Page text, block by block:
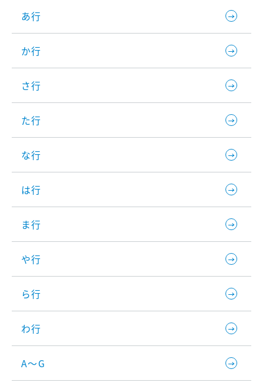
あ行
か行
さ行
た行
な行
は行
ま行
や行
ら行
わ行
A～G